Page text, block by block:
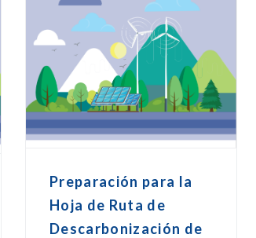
Preparación para la
Hoja de Ruta de
Descarbonización de